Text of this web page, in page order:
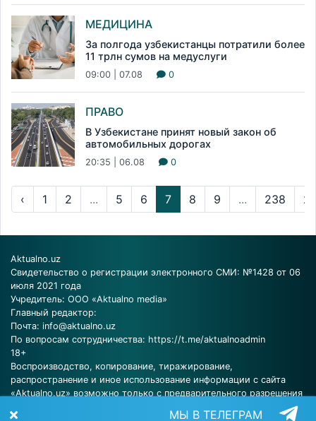
МЕДИЦИНА
За полгода узбекистанцы потратили более
11 трлн сумов на медуслуги
09:00 | 07.08 0
ПРАВО
В Узбекистане принят новый закон об
автомобильных дорогах
20:35 | 06.08 0
‹ 1 2 ... 5 6 7 8 9 ... 238
Aktualno.uz
Свидетельство о регистрации электронного СМИ: №1428 от 06
июля 2021 года
Учредитель: ООО «Aktualno media»
Главный редактор:
Почта: info@aktualno.uz
По вопросам сотрудничества: https://t.me/aktualnoadmin
18+
Воспроизводство, копирование, тиражирование,
распространение и иное использование информации с сайта
«Aktualno.uz» возможно только с предварительного разрешения
МЫ В ТЕЛЕГРАМ